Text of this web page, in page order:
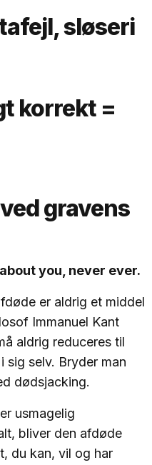
sløseri
korrekt =
gravens
you, never ever.
er aldrig et middel
Immanuel Kant
aldrig reduceres til
sig selv. Bryder man
dødsjacking.
usmagelig
bliver den afdøde
du kan, vil og har